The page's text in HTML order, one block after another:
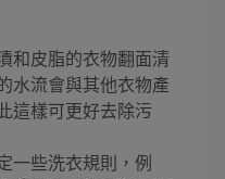
和皮脂的衣物翻面清
水流會與其他衣物產
這樣可更好去除污
一些洗衣規則，例